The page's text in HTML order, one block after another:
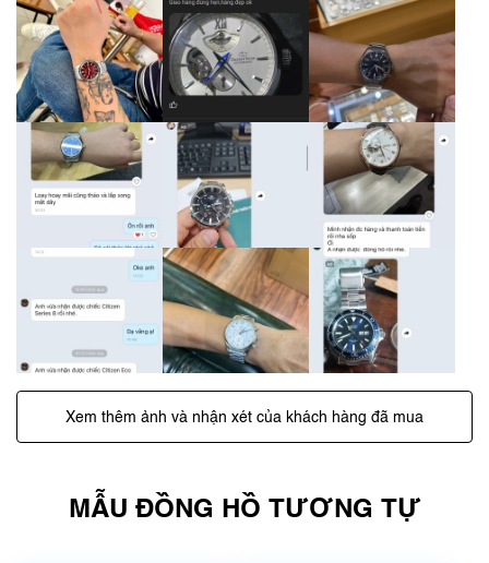
Xem thêm ảnh và nhận xét của khách hàng đã mua
MẪU ĐỒNG HỒ TƯƠNG TỰ